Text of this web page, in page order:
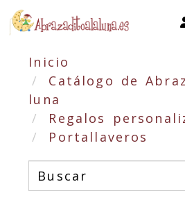
Inicio
Catálogo de
luna
Regalos
Portallaveros